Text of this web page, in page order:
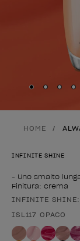
Skip to
Skip to
Skip
HOME
INFINITE SHINE
- Uno smalto
Finitura: crema
Forma del
INFINITE SHINE:
ISL117 OPACO